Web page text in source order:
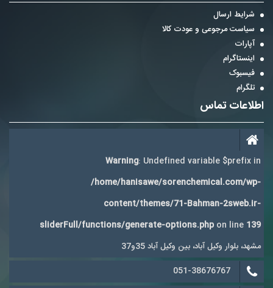
شرایط ارسال
سیاست مرجوعی و عودت کالا
آپارات
اینستاگرام
فیسبوک
تلگرام
اطلاعات تماس
Warning: Undefined variable $prefix in
/home/hanisawe/sorenchemical.com/wp-
content/themes/71-Bahman-2sweb.ir-
sliderFull/functions/generate-options.php on line 139
مشهد، بلوار وکیل آباد، بین وکیل آباد 35و37
051-38676767